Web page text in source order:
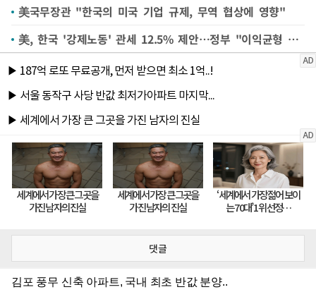
美국무장관 "한국의 미국 기업 규제, 무역 협상에 영향"
美, 한국 '강제노동' 관세 12.5% 제안…정부 "이익균형 훼손 않도록 최선"
댓글